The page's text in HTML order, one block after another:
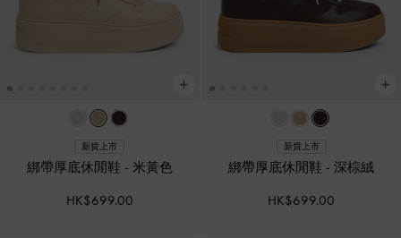
新貨上市
綁帶厚底休閒鞋 - 米黃色
HK$699.00
新貨上市
綁帶厚底休閒鞋 -深棕絨
HK$699.00